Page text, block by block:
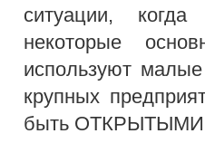
ситуации,
некоторые
используют
крупных
быть ОТКРЫТЫМИ